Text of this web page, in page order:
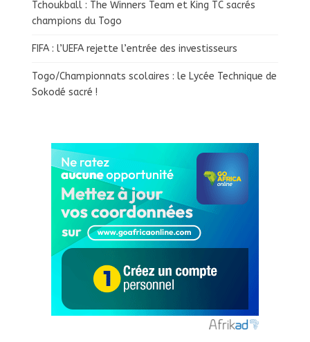
Tchoukball : The Winners Team et King TC sacrés
champions du Togo
FIFA : l’UEFA rejette l’entrée des investisseurs
Togo/Championnats scolaires : le Lycée Technique de
Sokodé sacré !